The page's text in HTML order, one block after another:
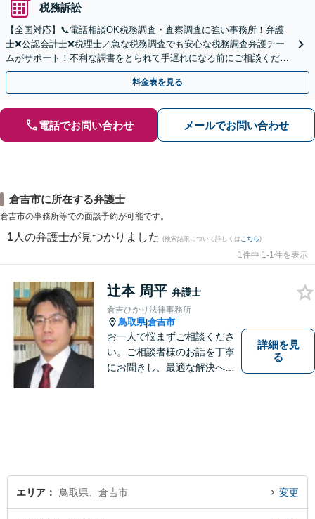
税務訴訟
【全国対応】📞電話相談OK税務調査・査察調査に強い事務所！弁護
士❌公認会計士❌税理士／急な税務調査でも安心な税務調査弁護チー
ムがサポート！不利な調書をとられて手遅れになる前にご相談くださ
い。
料金表を見る
電話でお問い合わせ メールでお問い合わせ
倉吉市に所在する弁護士
倉吉市の事務所等での面談予約が可能です。
1 人の弁護士が見つかりました (検索結果について詳しくは こちら)
1件中 1-1件を表示
辻本 周平 弁護士
倉吉ひかり法律事務所
鳥取県|倉吉市
お一人で悩まずご相談くださ
い。ご相談者様のお話を丁寧
にお聞きし、最適な解決へと
詳細を見
る
エリア 鳥取県、倉吉市 変更